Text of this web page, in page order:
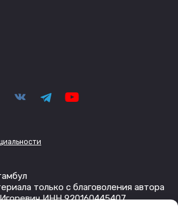
только с благоволения автора
ИНН 920160445407